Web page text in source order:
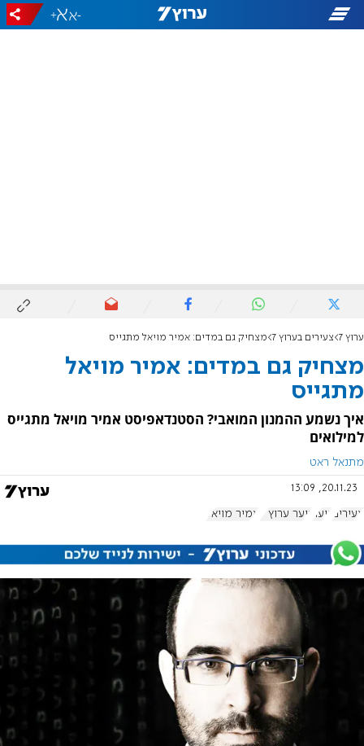
-
+
ערוץ 7 צעירים בערוץ 7 מצחיק גם במדים: אמיר מויאל מתגייס
מצחיק גם במדים: אמיר מויאל
מתגייס
איך נשמע ההמנון המואבי? הסטנדאפיסט אמיר מויאל מתגייס
למילואים
מתנאל ראט
20.11.23, 13:09
צעירים נוער נוער ערוץ 7 אמיר מויאל